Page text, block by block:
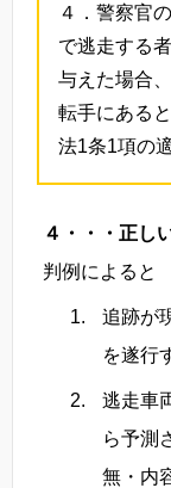
４．警察官
で逃走する
与えた場合
転手にある
法1条1項の
４・・・正し
判例によると
追跡が
を遂行
逃走車
ら予測
無・内